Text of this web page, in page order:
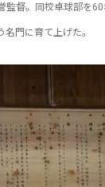
督。同校卓球部を
門に育て上げた。